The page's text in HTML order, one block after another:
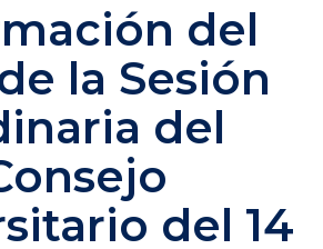
del
la Sesión
del
del 14